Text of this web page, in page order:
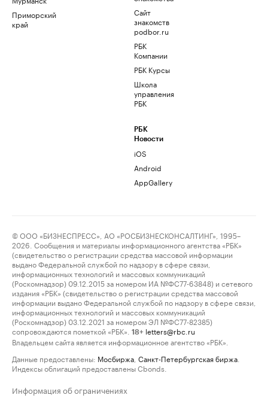
Приморский
край
Сайт
знакомств
podbor.ru
РБК
Компании
РБК Курсы
Школа
управления
РБК
РБК
Новости
iOS
Android
AppGallery
© ООО «БИЗНЕСПРЕСС», АО «РОСБИЗНЕСКОНСАЛТИНГ», 1995–
2026. Сообщения и материалы информационного агентства «РБК»
(свидетельство о регистрации средства массовой информации
выдано Федеральной службой по надзору в сфере связи,
информационных технологий и массовых коммуникаций
(Роскомнадзор) 09.12.2015 за номером ИА №ФС77-63848) и сетевого
издания «РБК» (свидетельство о регистрации средства массовой
информации выдано Федеральной службой по надзору в сфере связи,
информационных технологий и массовых коммуникаций
(Роскомнадзор) 03.12.2021 за номером ЭЛ №ФС77-82385)
сопровождаются пометкой «РБК».
18+ letters@rbc.ru
Владельцем сайта является информационное агентство «РБК».
Данные предоставлены: Мосбиржа Санкт-Петербургская биржа
Индексы облигаций предоставлены Cbonds.
Информация об ограничениях